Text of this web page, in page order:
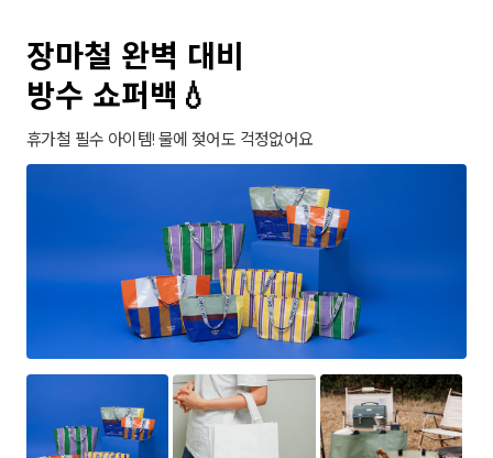
장마철 완벽 대비
방수 쇼퍼백💧
휴가철 필수 아이템! 물에 젖어도 걱정없어요